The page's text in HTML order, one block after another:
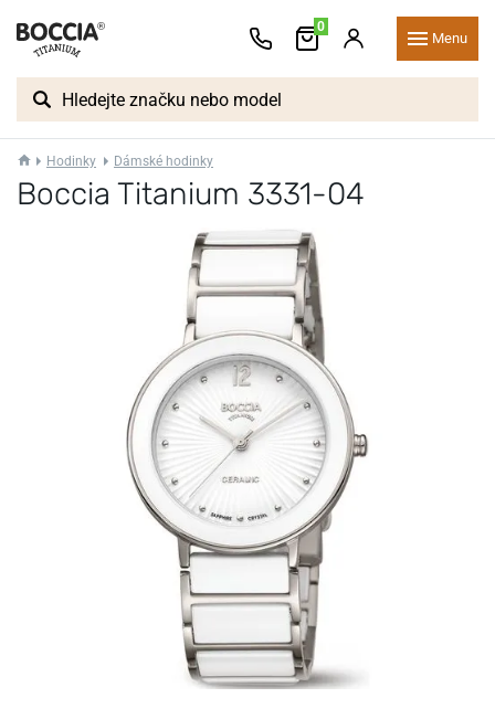
0
Menu
Hodinky Dámské hodinky
Boccia Titanium 3331-04